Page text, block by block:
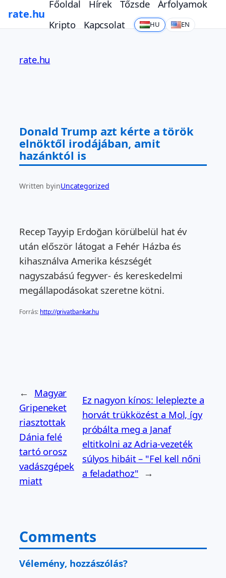
rate.hu
Főoldal Hírek Tőzsde
Árfolyamok
Kripto
Kapcsolat HU EN
tartalomhoz
rate.hu
Donald Trump azt kérte a török
elnöktől irodájában, amit
hazánktól is
Written byinUncategorized
Recep Tayyip Erdoğan körülbelül hat év
után először látogat a Fehér Házba és
kihasználva Amerika készségét
nagyszabású fegyver- és kereskedelmi
megállapodásokat szeretne kötni.
Forrás: http://privatbankar.hu
← Magyar
Gripeneket
riasztottak
Dánia felé
tartó orosz
vadászgépek
miatt
Ez nagyon kínos: leleplezte a
horvát trükközést a Mol, így
próbálta meg a Janaf
eltitkolni az Adria-vezeték
súlyos hibáit – "Fel kell nőni
a feladathoz" →
Comments
Vélemény, hozzászólás?